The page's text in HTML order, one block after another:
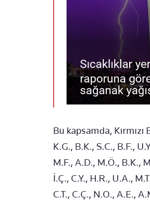
Bu kapsamda,
K.G., B.K., S.C., B.F.,
M.F., A.D., M.Ö., B.K.,
İ.Ç., C.Y., H.R., U.A.,
C.T., C.Ç., N.O., Α.Ε.,